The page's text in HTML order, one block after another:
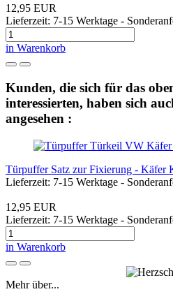
12,95 EUR
Lieferzeit: 7-15 Werktage -
in Warenkorb
Kunden, die sich für das
interessierten, haben sich
angesehen :
Türpuffer Satz zur Fixierung - Käfer
Lieferzeit: 7-15 Werktage -
12,95 EUR
Lieferzeit: 7-15 Werktage -
in Warenkorb
Mehr über...